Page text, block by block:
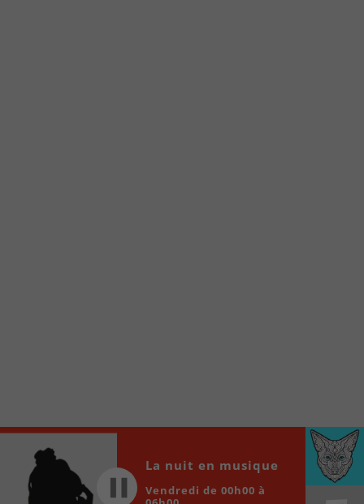
locale vous sont maintenant accessibles en un clic!
Audio
Player
00:00 00:00
La nuit en musique
Vendredi de 00h00 à